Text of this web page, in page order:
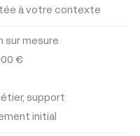
à votre contexte
sur mesure
€
support
initial